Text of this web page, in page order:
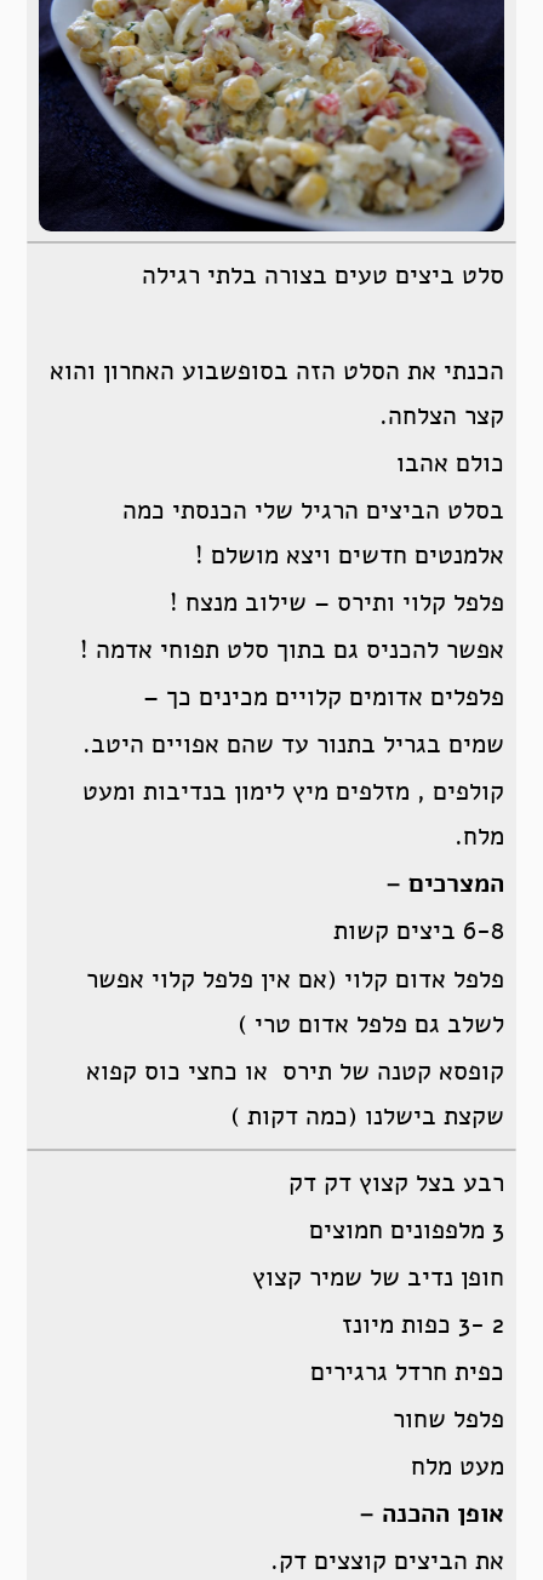
סלט ביצים טעים בצורה בלתי רגילה
הכנתי את הסלט הזה בסופשבוע האחרון והוא
קצר הצלחה.
כולם אהבו
בסלט הביצים הרגיל שלי הכנסתי כמה
אלמנטים חדשים ויצא מושלם !
פלפל קלוי ותירס – שילוב מנצח !
אפשר להכניס גם בתוך סלט תפוחי אדמה !
פלפלים אדומים קלויים מכינים כך –
שמים בגריל בתנור עד שהם אפויים היטב.
קולפים , מזלפים מיץ לימון בנדיבות ומעט
מלח.
המצרכים –
6-8 ביצים קשות
פלפל אדום קלוי (אם אין פלפל קלוי אפשר
לשלב גם פלפל אדום טרי )
קופסא קטנה של תירס או כחצי כוס קפוא
שקצת בישלנו (כמה דקות )
רבע בצל קצוץ דק דק
3 מלפפונים חמוצים
חופן נדיב של שמיר קצוץ
2 -3 כפות מיונז
כפית חרדל גרגירים
פלפל שחור
מעט מלח
אופן ההכנה –
את הביצים קוצצים דק.